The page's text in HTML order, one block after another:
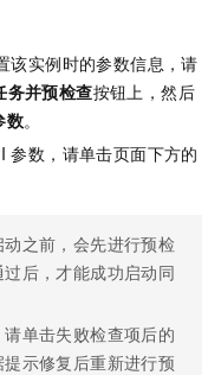
该实例时的参数信息，请
务并预检查按钮上，然后
数。
参数，请单击页面下方的
之前，会先进行预检
后，才能成功启动同
单击失败检查项后的
提示修复后重新进行预